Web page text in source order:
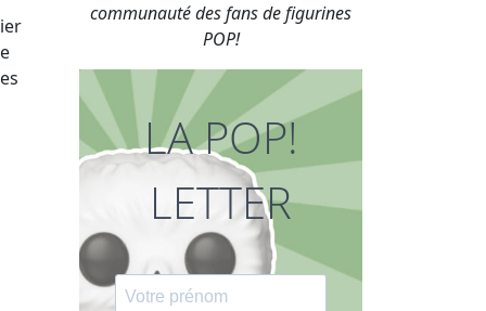
communauté des fans de figurines
POP!
LA POP!
LETTER